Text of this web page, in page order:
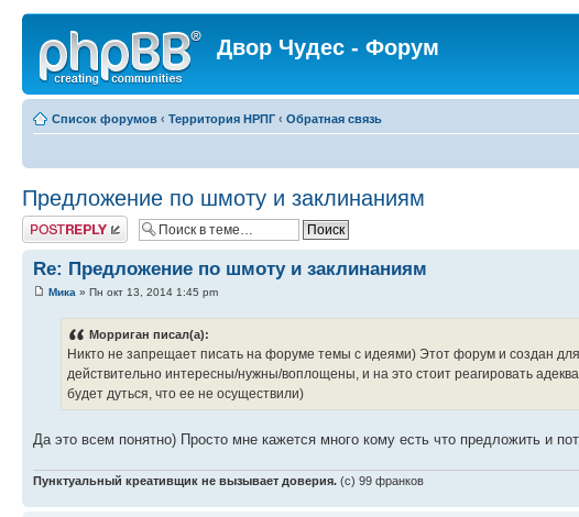
Двор Чудес - Форум
Список форумов ‹ Территория НРПГ ‹ Обратная связь
Предложение по шмоту и заклинаниям
Ответить
Re: Предложение по шмоту и заклинаниям
Мика » Пн окт 13, 2014 1:45 pm
Морриган писал(а):
Никто не запрещает писать на форуме темы с идеями) Этот форум и создан
действительно интересны/нужны/воплощены, и на это стоит реагировать
будет дуться, что ее не осуществили)
Да это всем понятно) Просто мне кажется много кому есть что предложить и
Пунктуальный креативщик не вызывает доверия. (с) 99 франков